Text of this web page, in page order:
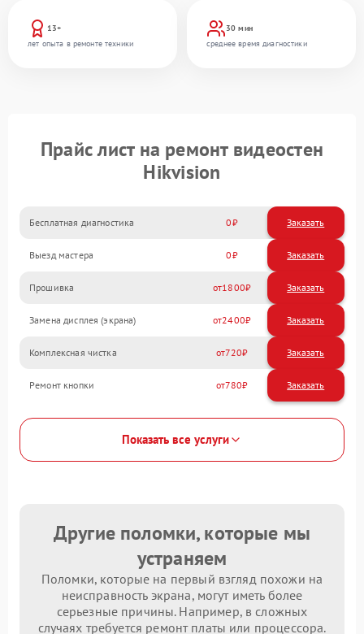
13+
лет опыта в ремонте техники
30 мин
среднее время диагностики
Прайс лист на ремонт видеостен
Hikvision
Бесплатная диагностика 0 Заказать
Выезд мастера 0 Заказать
Прошивка 1800
Замена дисплея (экрана) 2400
Комплексная чистка 720
Ремонт кнопки 780
Показать все услуги
Другие поломки, которые мы
устраняем
Поломки, которые на первый взгляд похожи на
неисправность экрана, могут иметь более
серьезные причины. Например, в сложных
случаях требуется ремонт платы или процессора.